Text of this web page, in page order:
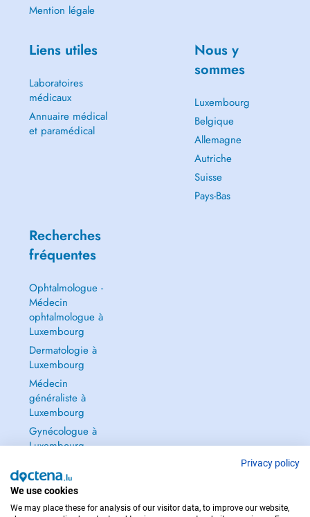
Mention légale
Liens utiles
Laboratoires
médicaux
Annuaire médical
et paramédical
Nous y
sommes
Luxembourg
Belgique
Allemagne
Autriche
Suisse
Pays-Bas
Recherches
fréquentes
Ophtalmologue -
Médecin
ophtalmologue à
Luxembourg
Dermatologie à
Luxembourg
Médecin
généraliste à
Luxembourg
Gynécologue à
Luxembourg
Privacy policy
We use cookies
We may place these for analysis of our visitor data, to improve our website,